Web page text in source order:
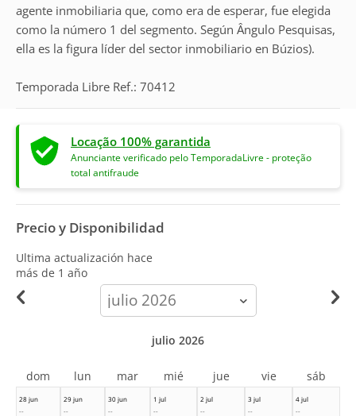
agente inmobiliaria que, como era de esperar, fue elegida
como la número 1 del segmento. Según Ângulo Pesquisas,
ella es la figura líder del sector inmobiliario en Búzios).
Temporada Libre Ref.: 70412
Locação 100% garantida
Anunciante verificado pelo TemporadaLivre - proteção
total antifraude
Precio y Disponibilidad
Ultima actualización hace
más de 1 año
calendar-
month
28 jun
--
29 jun
--
30 jun
--
1 jul
--
2 jul
--
3 jul
--
4 jul
--
julio 2026
dom lun mar mié jue vie sáb